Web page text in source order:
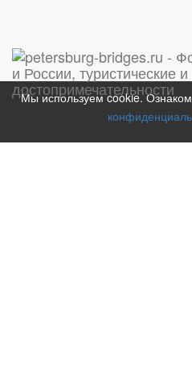
Мы используем cookie.